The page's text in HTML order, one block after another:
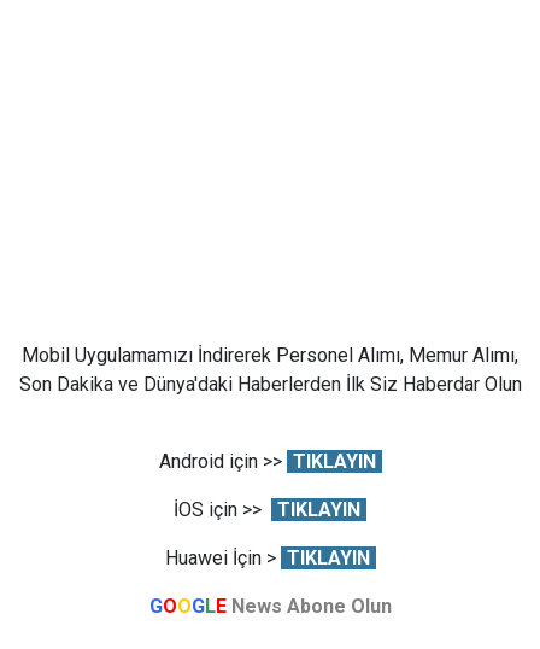
Mobil Uygulamamızı İndirerek Personel Alımı, Memur Alımı,
Son Dakika ve Dünya'daki Haberlerden İlk Siz Haberdar Olun
Android için >> TIKLAYIN
İOS için >> TIKLAYIN
Huawei İçin > TIKLAYIN
GOOGLE News Abone Olun